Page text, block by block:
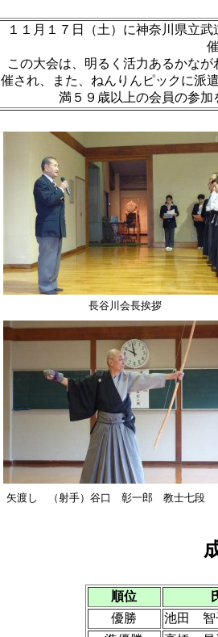
１１月１７日（土）に神奈川県立武
この大会は、明るく活力あるかなが
催され、また、ねんりんピックに派
満５９歳以上の会員の参
長谷川会長挨拶
矢渡し （射手）谷口 彰一郎 教士七段
順位
優勝
池田 智